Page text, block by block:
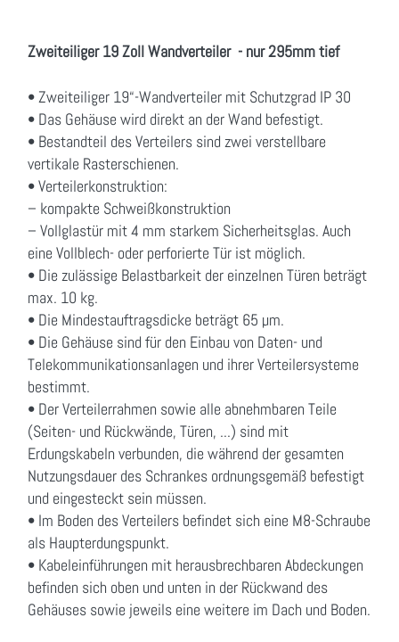
Zweiteiliger 19 Zoll Wandverteiler - nur 295mm tief
• Zweiteiliger 19“-Wandverteiler mit Schutzgrad IP 30
• Das Gehäuse wird direkt an der Wand befestigt.
• Bestandteil des Verteilers sind zwei verstellbare
vertikale Rasterschienen.
• Verteilerkonstruktion:
– kompakte Schweißkonstruktion
– Vollglastür mit 4 mm starkem Sicherheitsglas. Auch
eine Vollblech- oder perforierte Tür ist möglich.
• Die zulässige Belastbarkeit der einzelnen Türen beträgt
max. 10 kg.
• Die Mindestauftragsdicke beträgt 65 µm.
• Die Gehäuse sind für den Einbau von Daten- und
Telekommunikationsanlagen und ihrer Verteilersysteme
bestimmt.
• Der Verteilerrahmen sowie alle abnehmbaren Teile
(Seiten- und Rückwände, Türen, ...) sind mit
Erdungskabeln verbunden, die während der gesamten
Nutzungsdauer des Schrankes ordnungsgemäß befestigt
und eingesteckt sein müssen.
• Im Boden des Verteilers befindet sich eine M8-Schraube
als Haupterdungspunkt.
• Kabeleinführungen mit herausbrechbaren Abdeckungen
befinden sich oben und unten in der Rückwand des
Gehäuses sowie jeweils eine weitere im Dach und Boden.